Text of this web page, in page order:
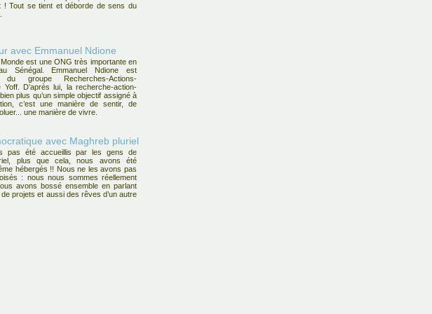
! Tout se tient et déborde de sens du
avec Emmanuel Ndione
est une ONG très importante en
Sénégal. Emmanuel Ndione est
du groupe Recherches-Actions-
Yoff. D’après lui, la recherche-action-
plus qu’un simple objectif assigné à
c’est une manière de sentir, de
une manière de vivre.
avec Maghreb pluriel
pas été accueillis par les gens de
plus que cela, nous avons été
hébergés !! Nous ne les avons pas
: nous nous sommes réellement
avons bossé ensemble en parlant
projets et aussi des rêves d’un autre